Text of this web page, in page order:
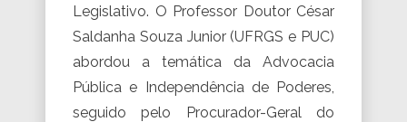
Legislativo. O Professor Doutor César
Saldanha Souza Junior (UFRGS e PUC)
abordou a temática da Advocacia
Pública e Independência de Poderes,
seguido pelo Procurador-Geral do